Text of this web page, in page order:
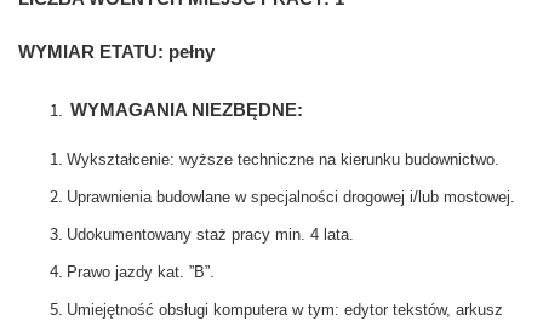
WYMIAR ETATU: pełny
WYMAGANIA NIEZBĘDNE:
Wykształcenie: wyższe techniczne na kierunku budownictwo.
Uprawnienia budowlane w specjalności drogowej i/lub mostowej.
Udokumentowany staż pracy min. 4 lata.
Prawo jazdy kat. ”B”.
Umiejętność obsługi komputera w tym: edytor tekstów, arkusz